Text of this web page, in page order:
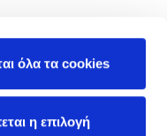
όλα τα cookies
η επιλογή